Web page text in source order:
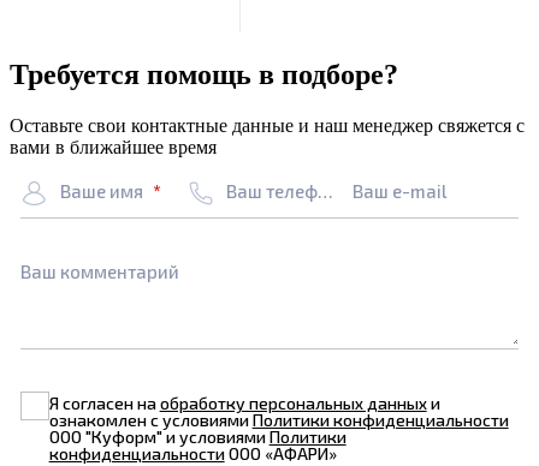
Требуется помощь в подборе?
Оставьте свои контактные данные и наш менеджер свяжется с
вами в ближайшее время
Ваше имя Ваш телефон Ваш e-mail
Ваш комментарий
Я согласен наобработку персональных данныхи
ознакомлен с условиямиПолитики конфиденциальности
ООО "Куформ" и условиямиПолитики
конфиденциальностиООО «АФАРИ»